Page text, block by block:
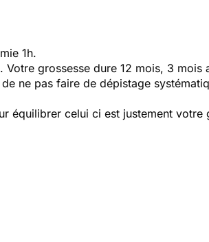
1h.
grossesse dure 12 mois, 3 mois
ne pas faire de dépistage
équilibrer celui ci est justement votre